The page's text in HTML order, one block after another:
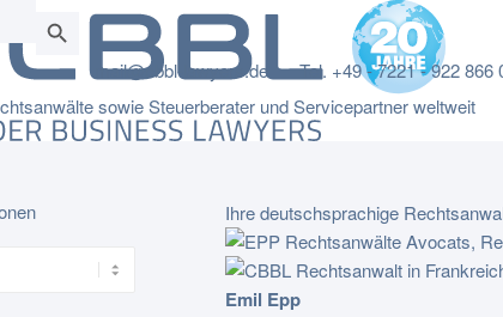
mail@cbbl-lawyers.de Tel. +49 - 7221 - 922 866
sowie Steuerberater und Servicepartner weltweit
Ihre deutschsprachige
Emil Epp